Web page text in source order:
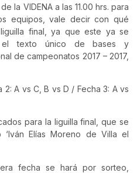
la VIDENA a las 11.00 hrs. para
equipos, vale decir con qué
final, ya que este ya se
el texto único de bases y
de campeonatos 2017 – 2017,
2: A vs C, B vs D / Fecha 3: A vs
para la liguilla final, que se
Elías Moreno de Villa el
fecha se hará por sorteo,